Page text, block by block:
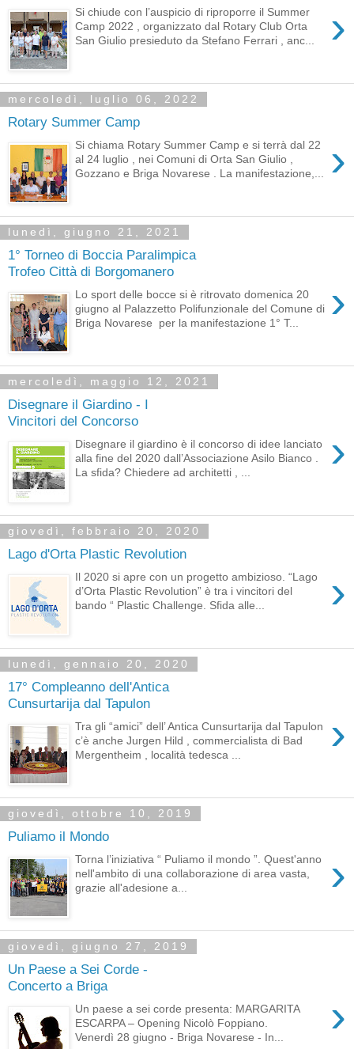
›
Si chiude con l’auspicio di riproporre il Summer
Camp 2022 , organizzato dal Rotary Club Orta
San Giulio presieduto da Stefano Ferrari , anc...
mercoledì, luglio 06, 2022
Rotary Summer Camp
›
Si chiama Rotary Summer Camp e si terrà dal 22
al 24 luglio , nei Comuni di Orta San Giulio ,
Gozzano e Briga Novarese . La manifestazione,...
lunedì, giugno 21, 2021
1° Torneo di Boccia Paralimpica
Trofeo Città di Borgomanero
›
Lo sport delle bocce si è ritrovato domenica 20
giugno al Palazzetto Polifunzionale del Comune di
Briga Novarese per la manifestazione 1° T...
mercoledì, maggio 12, 2021
Disegnare il Giardino - I
Vincitori del Concorso
›
Disegnare il giardino è il concorso di idee lanciato
alla fine del 2020 dall’Associazione Asilo Bianco .
La sfida? Chiedere ad architetti , ...
giovedì, febbraio 20, 2020
Lago d'Orta Plastic Revolution
›
Il 2020 si apre con un progetto ambizioso. “Lago
d’Orta Plastic Revolution” è tra i vincitori del
bando “ Plastic Challenge. Sfida alle...
lunedì, gennaio 20, 2020
17° Compleanno dell'Antica
Cunsurtarija dal Tapulon
›
Tra gli “amici” dell’ Antica Cunsurtarija dal Tapulon
c’è anche Jurgen Hild , commercialista di Bad
Mergentheim , località tedesca ...
giovedì, ottobre 10, 2019
Puliamo il Mondo
›
Torna l’iniziativa “ Puliamo il mondo ”. Quest'anno
nell'ambito di una collaborazione di area vasta,
grazie all'adesione a...
giovedì, giugno 27, 2019
Un Paese a Sei Corde -
Concerto a Briga
›
Un paese a sei corde presenta: MARGARITA
ESCARPA – Opening Nicolò Foppiano.
Venerdì 28 giugno - Briga Novarese - In...